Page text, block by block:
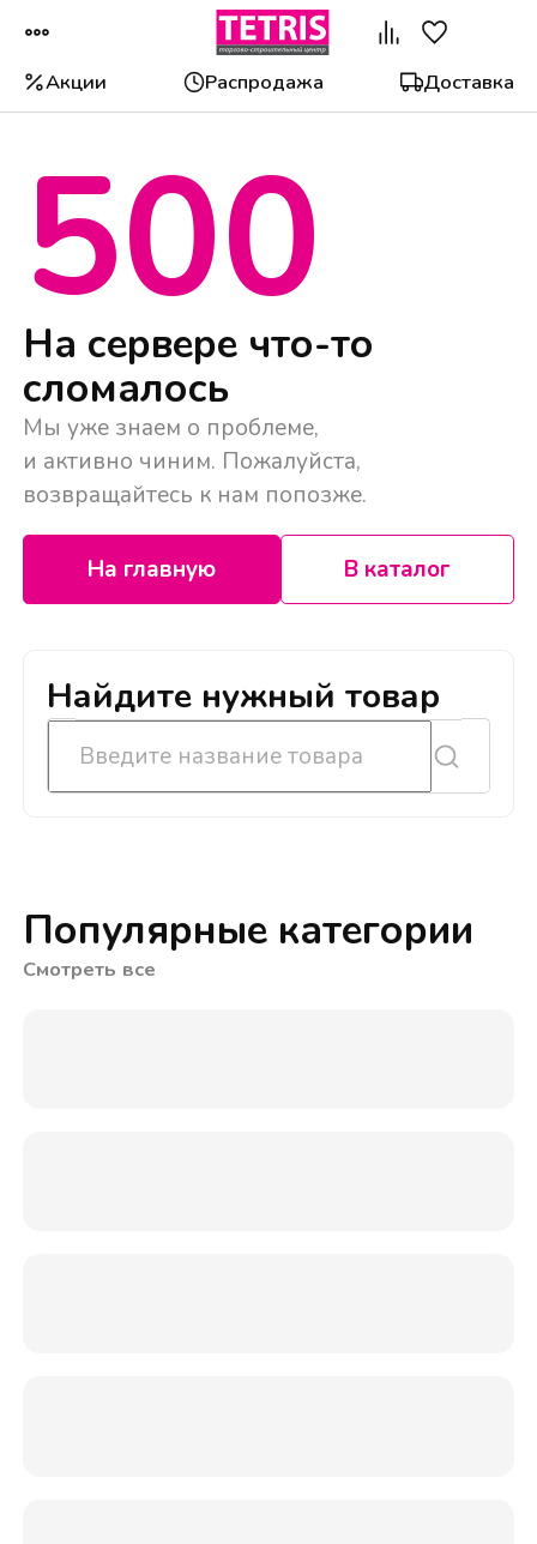
Акции Распродажа Доставка
500
На сервере что-то
сломалось
Мы уже знаем о проблеме,
и активно чиним. Пожалуйста,
возвращайтесь к нам попозже.
На главную В каталог
Найдите нужный товар
Популярные категории
Смотреть все